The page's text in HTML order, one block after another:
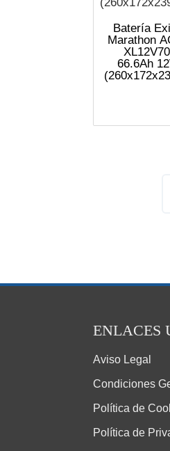
Batería
Marathon
66.6Ah
ENLACES
Aviso Legal
Condiciones
Política de
Política de